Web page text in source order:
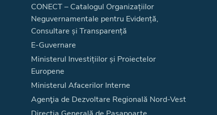
CONECT – Catalogul Organizațiilor
Neguvernamentale pentru Evidență,
Consultare și Transparență
E-Guvernare
Ministerul Investițiilor și Proiectelor
Europene
Ministerul Afacerilor Interne
Agenţia de Dezvoltare Regională Nord-Vest